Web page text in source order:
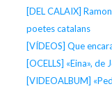
[DEL CALAIX]
poetes catalans
[VÍDEOS] Que
[OCELLS] «Eina», de
[VIDEOALBUM]